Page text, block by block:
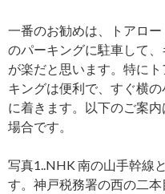
一番のお勧めは、トアロ
のパーキングに駐車して
が楽だと思います。特に
キングは便利で、すぐ横
に着きます。以下のご案
場合です。
写真1..NHK 南の山手幹線
す。神戸税務署の西の二